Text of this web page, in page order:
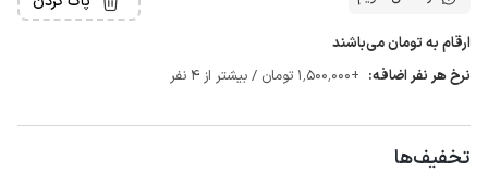
ارقام به تومان می‌باشند
نرخ هر نفر اضافه: +1٬500٬000 تومان / بیشتر از 4 نفر
تخفیف‌ها